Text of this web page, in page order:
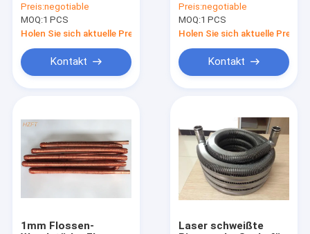
Haus
kondensierende
Kessel
Preis:negotiable
MOQ:1 PCS
Holen Sie sich aktuelle Preis
Kontakt
Abkühlungs-
Kondensator/im
Abkühlungs-
Verdampfer
Preis:negotiable
MOQ:1 PCS
Holen Sie sich aktuelle Preis
Kontakt
1mm Flossen-
Laser schweißte